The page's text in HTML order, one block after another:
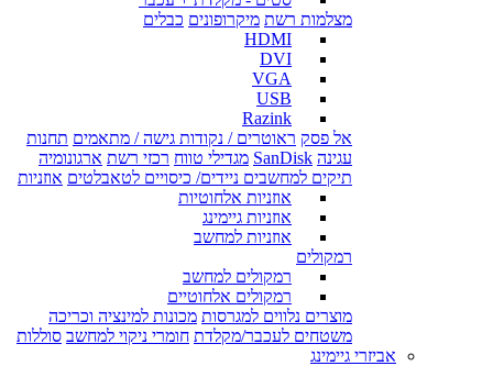
מצלמות רשת מיקרופונים כבלים
HDMI
DVI
VGA
USB
Razink
אל פסק ראוטרים / נקודות גישה / מתאמים תחנות
עגינה SanDisk מגדילי טווח רכזי רשת ארגונומיה
תיקים למחשבים ניידים/ כיסויים לטאבלטים אוזניות
אוזניות אלחוטיות
אוזניות גיימינג
אוזניות למחשב
רמקולים
רמקולים למחשב
רמקולים אלחוטיים
מוצרים נלווים למגרסות מכונות למינציה וכריכה
משטחים לעכבר/מקלדת חומרי ניקוי למחשב סוללות
אביזרי גיימינג